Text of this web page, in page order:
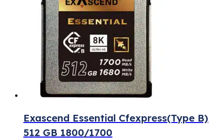
Exascend Essential Cfexpress(Type B)
512 GB 1800/1700